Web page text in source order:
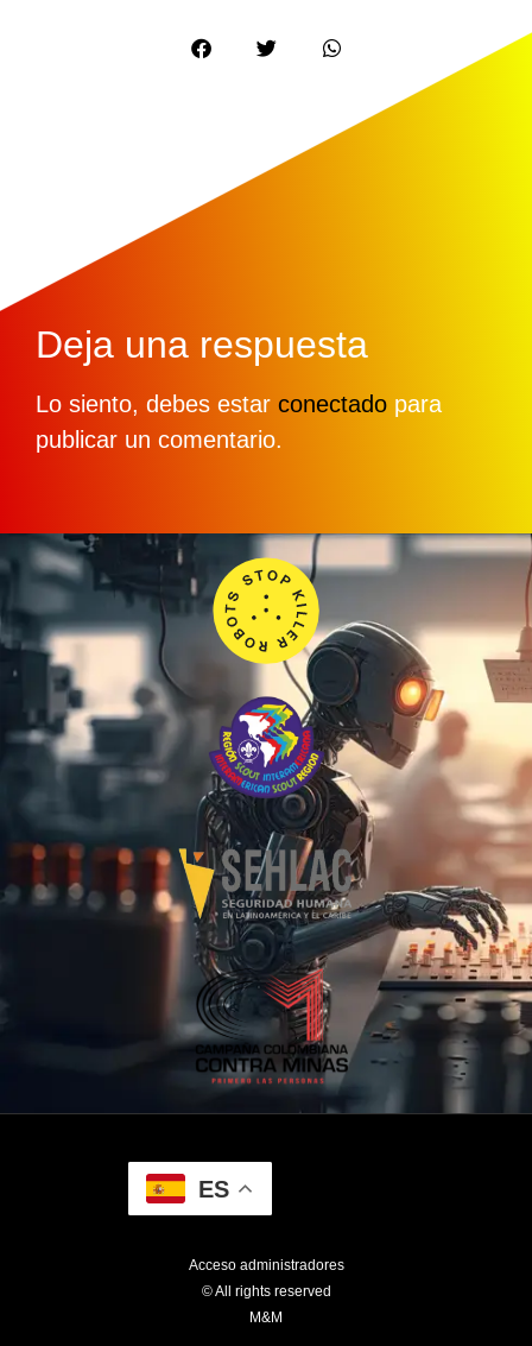
Deja una respuesta
Lo siento, debes estar conectado para
publicar un comentario.
ES
Acceso administradores
© All rights reserved
M&M